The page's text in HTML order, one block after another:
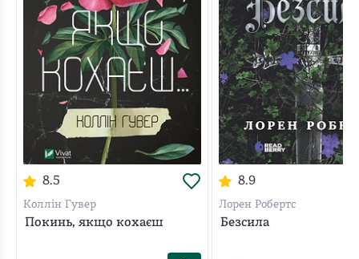
складні діагнози. Проте ця книжка — не енциклопедія.
Це вікно, крізь яке можна зазирнути за лаштунки
звичайних хірургічних буднів.
8.5
Коллін Гувер
Покинь, якщо кохаєш
8.9
Лорен Робертс
Безсила